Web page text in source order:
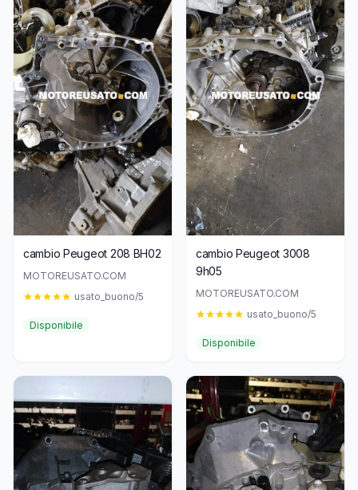
cambio Peugeot 208 BH02
MOTOREUSATO.COM
usato_buono/5
Disponibile
cambio Peugeot 3008
9h05
MOTOREUSATO.COM
usato_buono/5
Disponibile